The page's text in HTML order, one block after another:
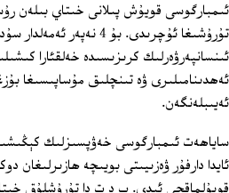
ئىمبارگوسى قويۇش پىلانى خىتاي بىلەن
تۇرۇشىغا ئۇچرىدى. بۇ 4
ئىنسانپەرۋەرلىك كرىزىسىدە خەلقئارا
ئەھدىنامىلىرى ۋە تىنچلىق مۇساپىسىغا
ئەيىبلەنگەن.
ئايدا دارفۇر ۋەزىيىتى بويىچە ھازىرلىغان